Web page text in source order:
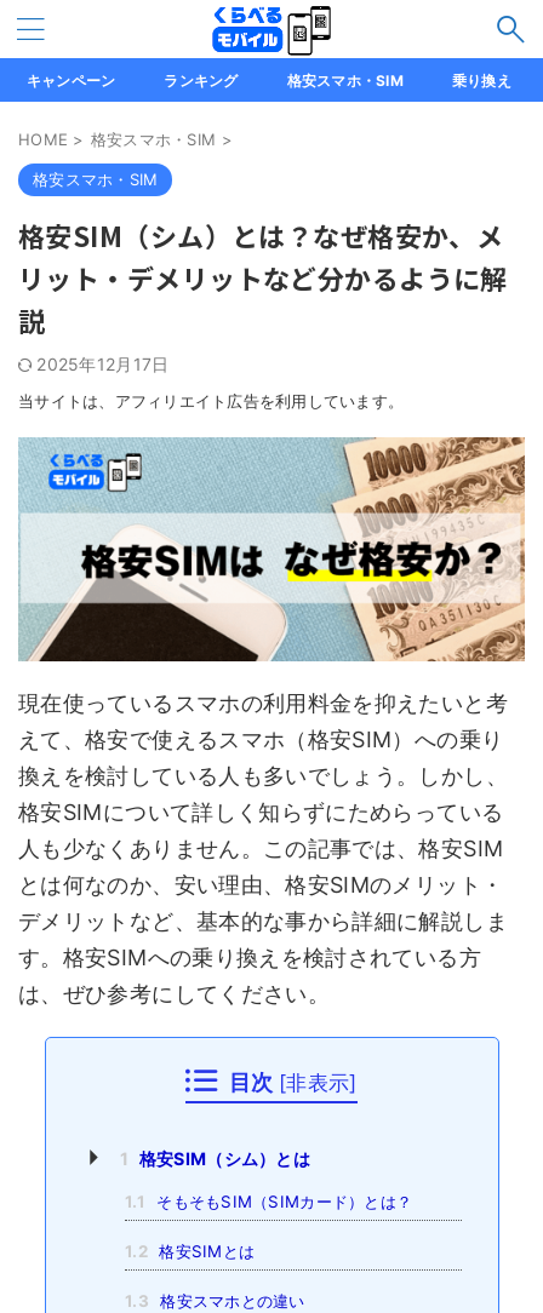
キャンペーン ランキング 格安スマホ・SIM 乗り換え
HOME > 格安スマホ・SIM >
格安スマホ・SIM
格安SIM（シム）とは？なぜ格安か、メ
リット・デメリットなど分かるように解
説
2025年12月17日
当サイトは、アフィリエイト広告を利用しています。
現在使っているスマホの利用料金を抑えたいと考
えて、格安で使えるスマホ（格安SIM）への乗り
換えを検討している人も多いでしょう。しかし、
格安SIMについて詳しく知らずにためらっている
人も少なくありません。この記事では、格安SIM
とは何なのか、安い理由、格安SIMのメリット・
デメリットなど、基本的な事から詳細に解説しま
す。格安SIMへの乗り換えを検討されている方
は、ぜひ参考にしてください。
目次 [非表示]
1 格安SIM（シム）とは
1.1 そもそもSIM（SIMカード）とは？
1.2 格安SIMとは
1.3 格安スマホとの違い